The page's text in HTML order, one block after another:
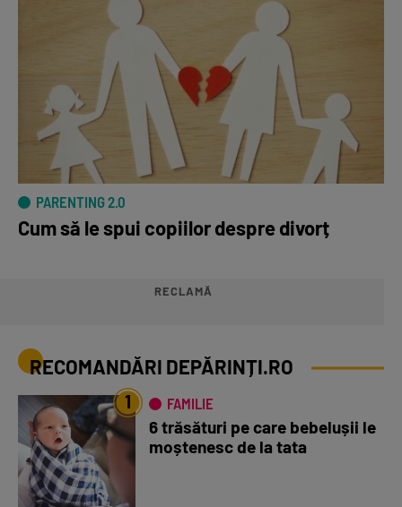
PARENTING 2.0
Cum să le spui copiilor despre divorț
RECLAMĂ
RECOMANDĂRI DEPĂRINȚI.RO
1 FAMILIE
6 trăsături pe care bebelușii le
moștenesc de la tata